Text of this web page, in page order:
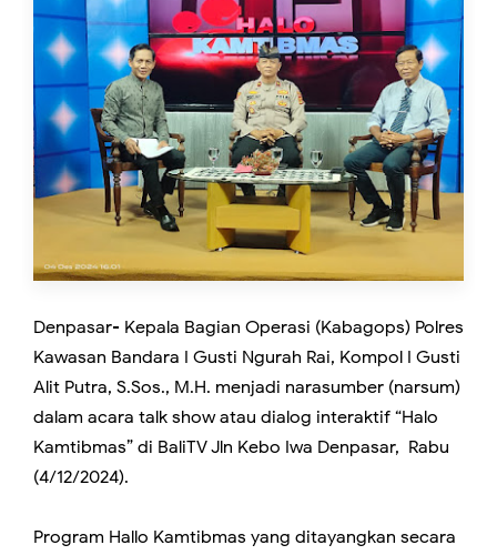
Denpasar- Kepala Bagian Operasi (Kabagops) Polres
Kawasan Bandara I Gusti Ngurah Rai, Kompol I Gusti
Alit Putra, S.Sos., M.H. menjadi narasumber (narsum)
dalam acara talk show atau dialog interaktif “Halo
Kamtibmas” di BaliTV Jln Kebo Iwa Denpasar, Rabu
(4/12/2024).
Program Hallo Kamtibmas yang ditayangkan secara